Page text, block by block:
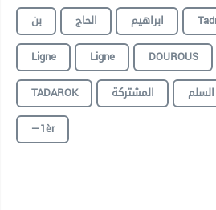
بن
الحاج ابراهيم
Ligne
Ligne DOUROUS
TADAROK
المشتركة السلم
—1èr